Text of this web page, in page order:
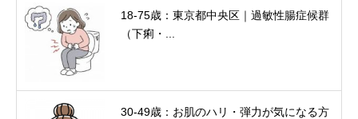
18-75歳：東京都中央区｜過敏性腸症候群
（下痢・...
30-49歳：お肌のハリ・弾力が気になる方